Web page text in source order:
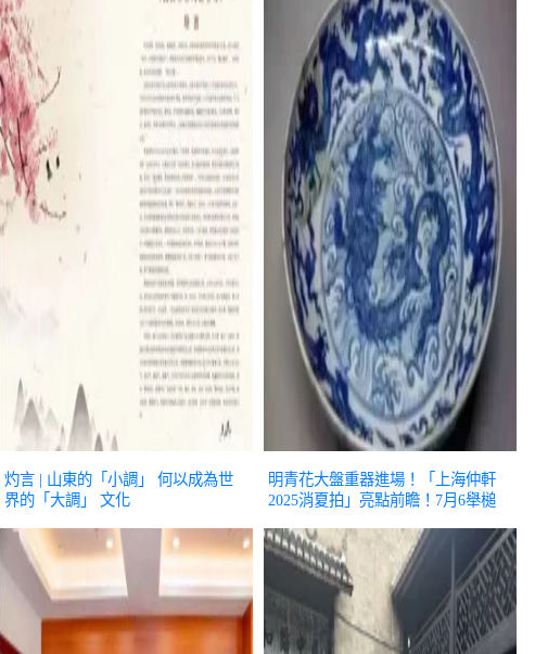
灼言 | 山東的「小調」 何以成為世
界的「大調」
文化
明青花大盤重器進場！「上海仲軒
2025消夏拍」亮點前瞻！7月6舉槌